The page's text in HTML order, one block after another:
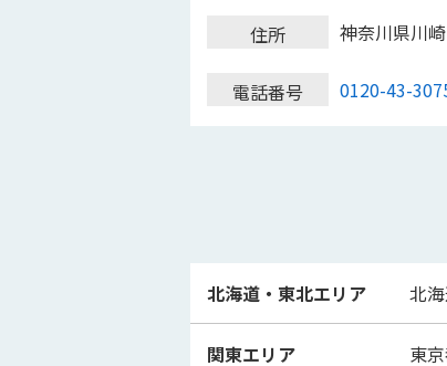
住所 神奈川県川
電話番号 0120-43-
北海道・東北エリア 北
関東エリア 東